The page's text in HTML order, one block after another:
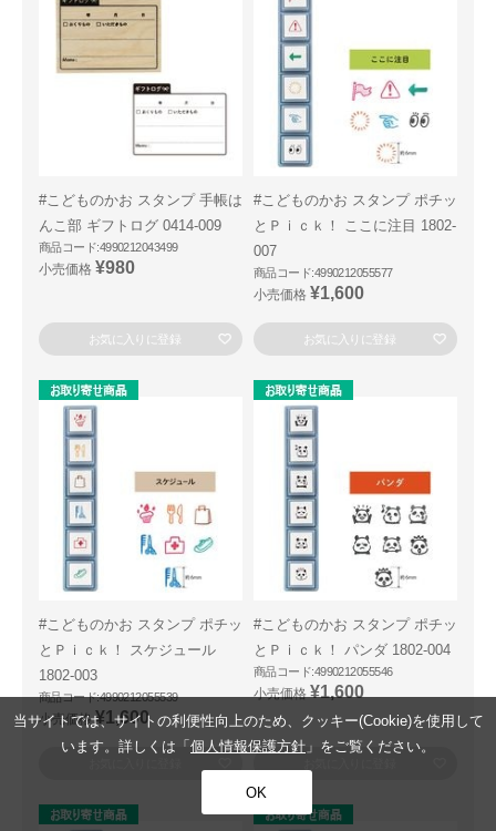
#こどものかお スタンプ 手帳は
んこ部 ギフトログ 0414-009
商品コード:4990212043499
小売価格 ¥980
お気に入りに登録
#こどものかお スタンプ ポチッ
とＰｉｃｋ！ ここに注目 1802-
007
商品コード:4990212055577
小売価格 ¥1,600
お気に入りに登録
#こどものかお スタンプ ポチッ
とＰｉｃｋ！ スケジュール
1802-003
商品コード:4990212055539
小売価格¥1,600
#こどものかお スタンプ ポチッ
とＰｉｃｋ！ パンダ 1802-004
商品コード:4990212055546
小売価格¥1,600
当サイトでは、サイトの利便性向上のため、クッキー(Cookie)を使用して
います。詳しくは「 個人情報保護方針 」をご覧ください。
OK